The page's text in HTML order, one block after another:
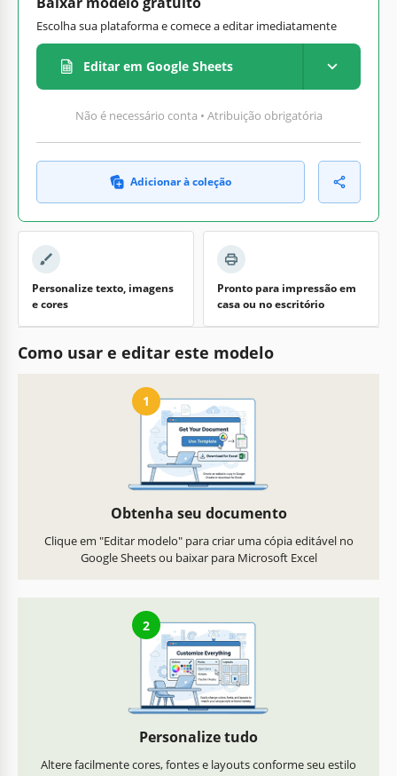
Escolha sua plataforma e comece a editar imediatamente
Editar em Google Sheets
Não é necessário conta • Atribuição obrigatória
Adicionar à coleção
Personalize texto, imagens
e cores
Pronto para impressão em
casa ou no escritório
Como usar e editar este modelo
1
Obtenha seu documento
Clique em "Editar modelo" para criar uma cópia editável no
Google Sheets ou baixar para Microsoft Excel
2
Personalize tudo
Altere facilmente cores, fontes e layouts conforme seu estilo